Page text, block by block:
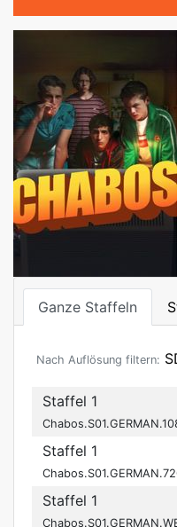
Ganze Staffeln
Nach Auflösung filtern:
Staffel 1
Staffel 1
Staffel 1